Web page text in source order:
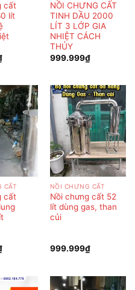
cất
lít
NỒI CHƯNG CẤT
TINH DẦU 2000
LÍT 3 LỚP GIA
NHIỆT CÁCH
THỦY
999.999₫
CẤT
cất
NỒI CHƯNG CẤT
Nồi chưng cất 52
lít dùng gas, than
củi
999.999₫